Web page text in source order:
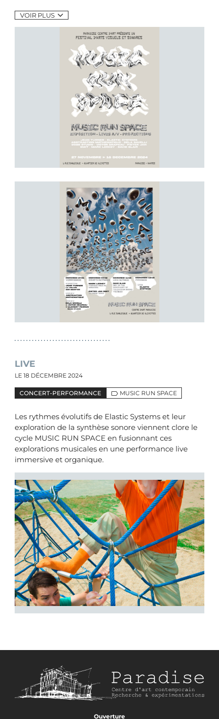
VOIR PLUS
LIVE
LE 18 DÉCEMBRE 2024
CONCERT-PERFORMANCE MUSIC RUN SPACE
Les rythmes évolutifs de Elastic Systems et leur
exploration de la synthèse sonore viennent clore le
cycle MUSIC RUN SPACE en fusionnant ces
explorations musicales en une performance live
immersive et organique.
Ouverture